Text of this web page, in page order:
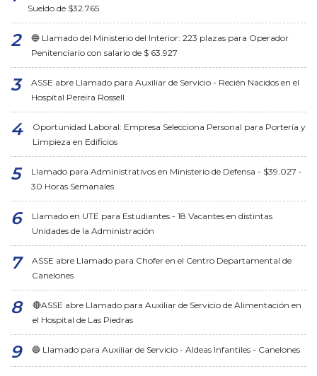
Sueldo de $32.765
🔵 Llamado del Ministerio del Interior: 223 plazas para Operador
Penitenciario con salario de $ 63.927
ASSE abre Llamado para Auxiliar de Servicio - Recién Nacidos en el
Hospital Pereira Rossell
Oportunidad Laboral: Empresa Selecciona Personal para Portería y
Limpieza en Edificios
Llamado para Administrativos en Ministerio de Defensa - $39.027 -
30 Horas Semanales
Llamado en UTE para Estudiantes - 18 Vacantes en distintas
Unidades de la Administración
ASSE abre Llamado para Chofer en el Centro Departamental de
Canelones
🔴ASSE abre Llamado para Auxiliar de Servicio de Alimentación en
el Hospital de Las Piedras
🔵 Llamado para Auxiliar de Servicio - Aldeas Infantiles - Canelones